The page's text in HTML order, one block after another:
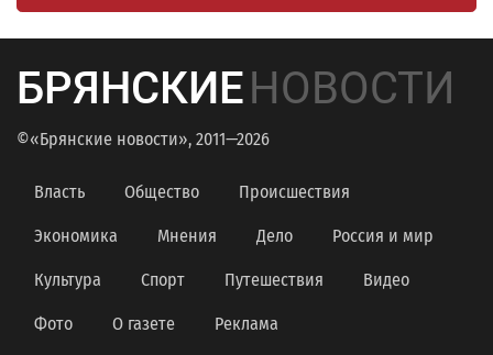
БРЯНСКИЕНОВОСТИ
©«Брянские новости», 2011—2026
Власть Общество Происшествия
Экономика Мнения Дело Россия и мир
Культура Спорт Путешествия Видео
Фото О газете Реклама